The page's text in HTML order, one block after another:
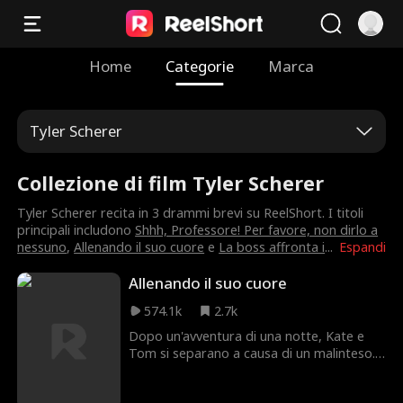
Home Categorie Marca
Tyler Scherer
Collezione di film Tyler Scherer
Espandi
Tyler Scherer recita in 3 drammi brevi su ReelShort. I titoli
principali includonoShhh, Professore! Per favore, non dirlo a
nessuno,Allenando il suo cuore e La boss affronta i...
Allenando il suo cuore
574.1k
2.7k
Dopo un'avventura di una notte, Kate e
Tom si separano a causa di un malinteso.